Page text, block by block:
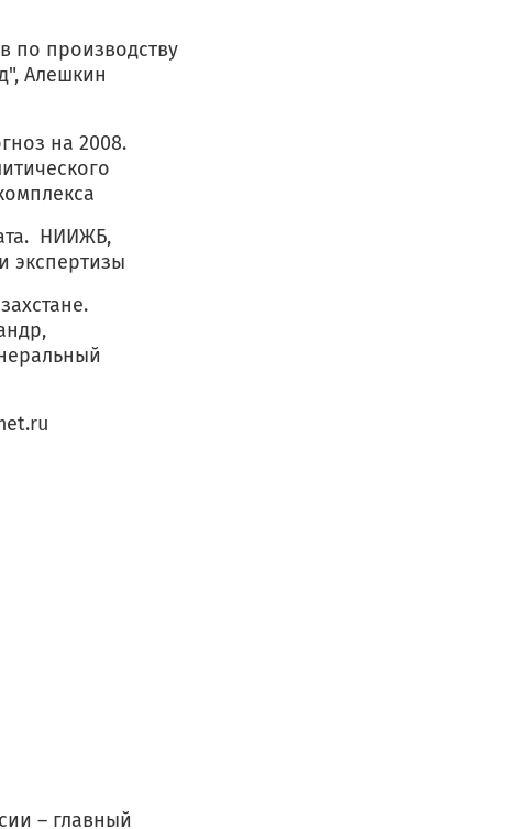
производству
Алешкин
на 2008.
НИИЖБ,
экспертизы
– главный